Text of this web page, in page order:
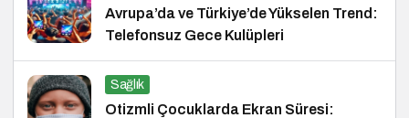
Avrupa’da ve Türkiye’de Yükselen Trend:
Telefonsuz Gece Kulüpleri
Sağlık
Otizmli Çocuklarda Ekran Süresi: